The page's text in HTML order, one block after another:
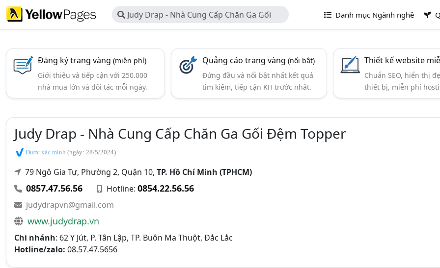
Judy Drap - Nhà Cung Cấp Chăn Ga Gối
Đệm Topper
Danh mục Ngành nghề
Đăng ký trang vàng (miễn phí)
Giới thiệu và tiếp cận với 250.000
nhà mua lớn và đối tác mỗi ngày.
Quảng cáo trang vàng(nổi bật)
Đứng đầu và nổi bật nhất kết quả
tìm kiếm, tiếp cận KH trước nhất.
Thiết kế website
Chuẩn SEO, hiển thị
thiết bị, miễn phí
Judy Drap - Nhà Cung Cấp Chăn Ga Gối Đệm Topper
Được xác minh (ngày: 28/5/2024)
79 Ngô Gia Tự, Phường 2, Quận 10, TP. Hồ Chí Minh (TPHCM)
0857.47.56.56 Hotline: 0854.22.56.56
judydrapvn@gmail.com
www.judydrap.vn
Chi nhánh: 62 Y Jút, P. Tân Lập, TP. Buôn Ma Thuột, Đắc Lắc
Hotline/zalo: 08.57.47.5656